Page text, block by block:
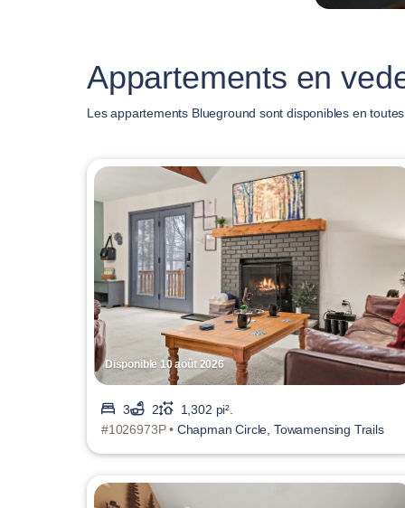
Appartements en
Les appartements Blueground sont disponibles en
Disponible 10 août 2026
3 2
1,302 pi².
#1026973P • Chapman Circle, Towamensing Trails